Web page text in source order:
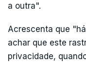
a outra".
Acrescenta que
achar que este
privacidade,